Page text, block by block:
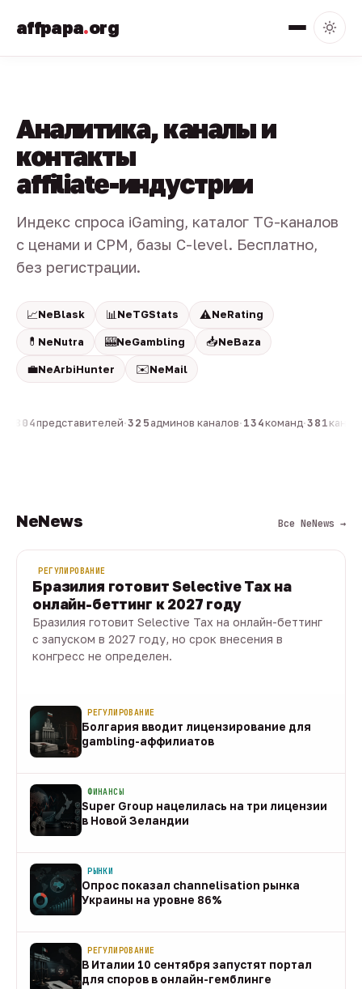
affpapa.org
Аналитика, каналы и
контакты
affiliate-индустрии
Индекс спроса iGaming, каталог TG-каналов
с ценами и CPM, базы C-level. Бесплатно,
без регистрации.
📈NeBlask 📊 NeTGStats ⚠️NeRating
💊 NeNutra 🎰NeGambling 📥NeBaza
💼NeArbiHunter ✉️NeMail
804представителей·325 админов каналов·134команд·381
NeNews Все NeNews →
РЕГУЛИРОВАНИЕ
Бразилия готовит Selective Tax на
онлайн-беттинг к 2027 году
Бразилия готовит Selective Tax на онлайн-беттинг
с запуском в 2027 году, но срок внесения в
конгресс не определен.
РЕГУЛИРОВАНИЕ
Болгария вводит лицензирование для
gambling-аффилиатов
ФИНАНСЫ
Super Group нацелилась на три лицензии
в Новой Зеландии
РЫНКИ
Опрос показал channelisation рынка
Украины на уровне 86%
РЕГУЛИРОВАНИЕ
В Италии 10 сентября запустят портал
для споров в онлайн-гемблинге